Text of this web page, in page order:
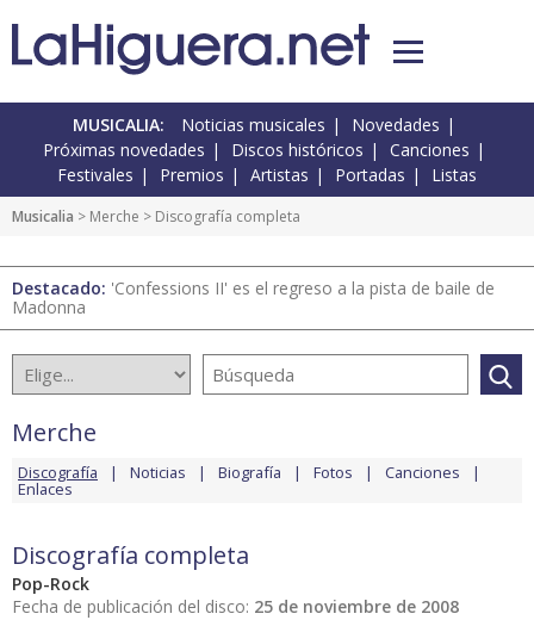
MUSICALIA: Noticias musicales
Novedades
Próximas novedades
Discos históricos
Canciones
Festivales
Premios Artistas Portadas Listas
Musicalia > Merche > Discografía completa
Destacado: 'Confessions II' es el regreso a la pista de baile de
Madonna
Merche
Discografía Noticias Biografía Fotos Canciones
Enlaces
Discografía completa
Pop-Rock
Fecha de publicación del disco: 25 de noviembre de 2008